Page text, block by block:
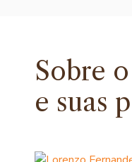
Sobre
e suas